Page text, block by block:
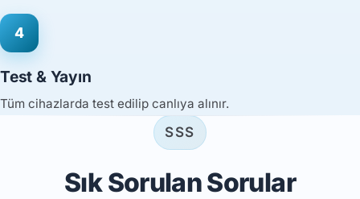
4
Test & Yayın
Tüm cihazlarda test edilip canlıya alınır.
SSS
Sık Sorulan Sorular